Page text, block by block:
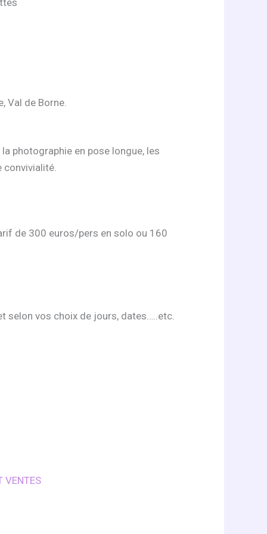
Val de Borne.
photographie en pose longue, les
convivialité.
de 300 euros/pers en solo ou 160
selon vos choix de jours, dates…..etc.
VENTES